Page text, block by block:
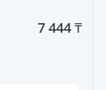
7 444 ₸